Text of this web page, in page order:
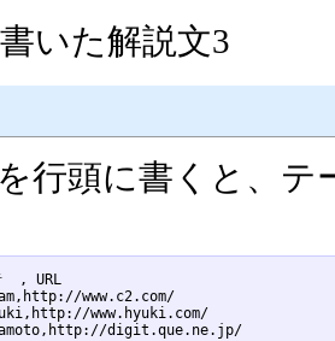
いた解説文3
行頭に書くと、
, URL
www.c2.com/
www.hyuki.com/
,WalWiki,Makio Tsukamoto,http://digit.que.ne.jp/